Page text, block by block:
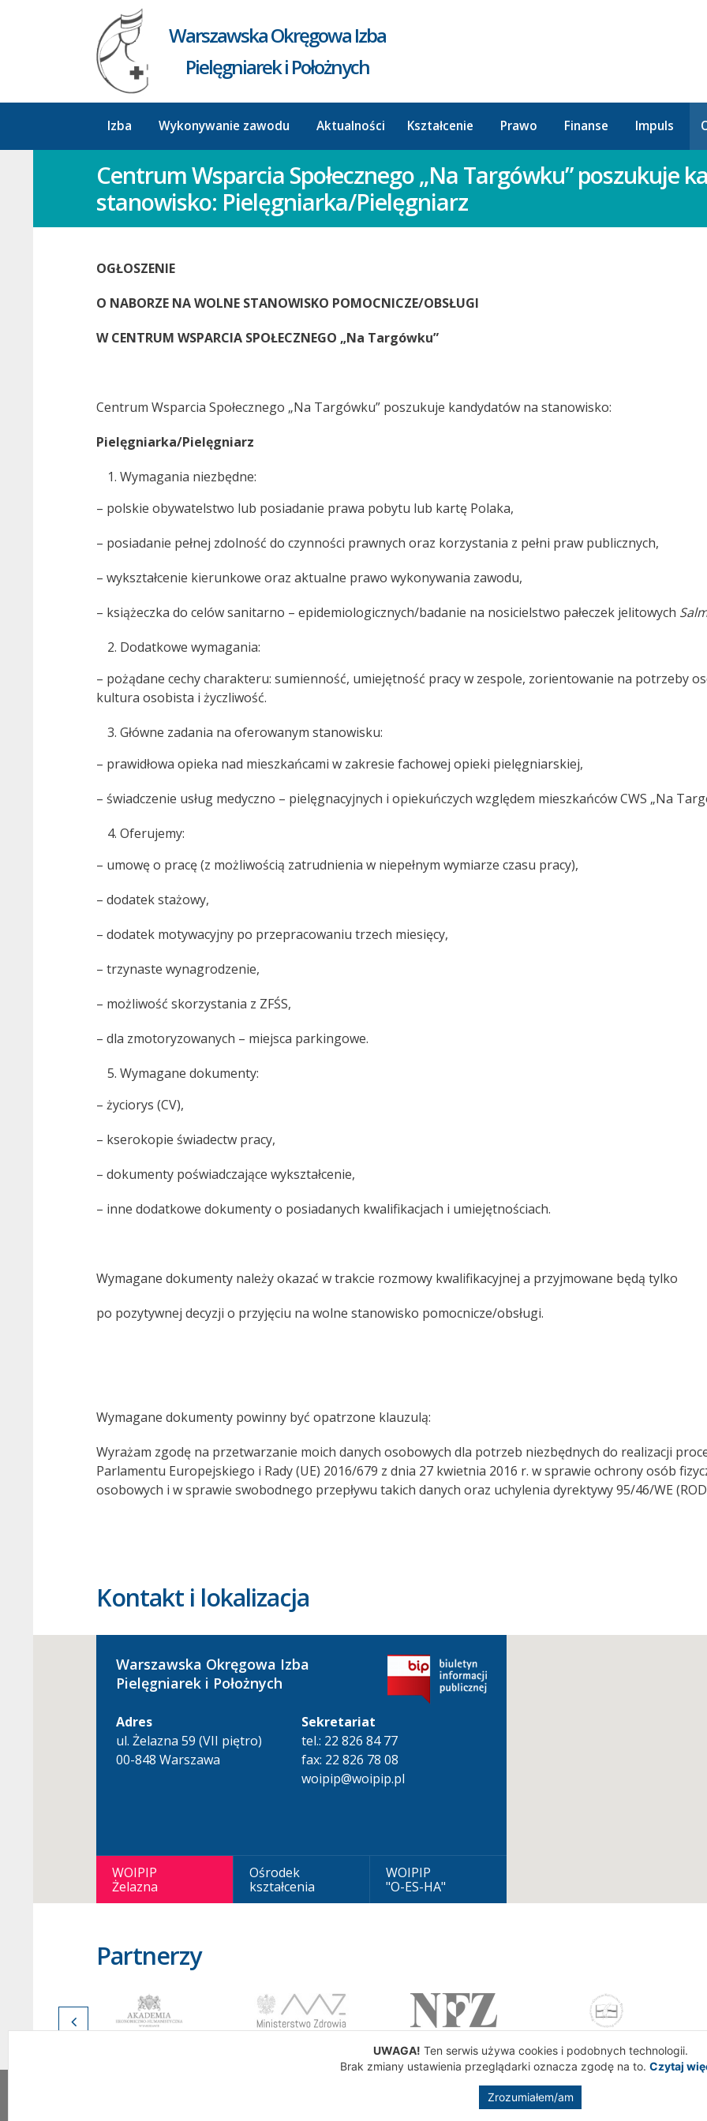
Warszawska Okręgowa Izba
Pielęgniarek i Położnych
Izba Wykonywanie zawodu Aktualności Kształcenie Prawo Finanse Impuls
Centrum Wsparcia Społecznego „Na Targówku” poszukuje
stanowisko: Pielęgniarka/Pielęgniarz
OGŁOSZENIE
O NABORZE NA WOLNE STANOWISKO POMOCNICZE/OBSŁUGI
W CENTRUM WSPARCIA SPOŁECZNEGO „Na Targówku”
Centrum Wsparcia Społecznego „Na Targówku” poszukuje kandydatów na stanowisko:
Pielęgniarka/Pielęgniarz
Wymagania niezbędne:
– polskie obywatelstwo lub posiadanie prawa pobytu lub kartę Polaka,
– posiadanie pełnej zdolność do czynności prawnych oraz korzystania z pełni praw publicznych,
– wykształcenie kierunkowe oraz aktualne prawo wykonywania zawodu,
– książeczka do celów sanitarno – epidemiologicznych/badanie na nosicielstwo pałeczek jelitowych
Dodatkowe wymagania:
– pożądane cechy charakteru: sumienność, umiejętność pracy w zespole, zorientowanie na potrzeby
kultura osobista i życzliwość.
Główne zadania na oferowanym stanowisku:
– prawidłowa opieka nad mieszkańcami w zakresie fachowej opieki pielęgniarskiej,
– świadczenie usług medyczno – pielęgnacyjnych i opiekuńczych względem mieszkańców CWS „Na
Oferujemy:
– umowę o pracę (z możliwością zatrudnienia w niepełnym wymiarze czasu pracy),
– dodatek stażowy,
– dodatek motywacyjny po przepracowaniu trzech miesięcy,
– trzynaste wynagrodzenie,
– możliwość skorzystania z ZFŚS,
– dla zmotoryzowanych – miejsca parkingowe.
Wymagane dokumenty:
– życiorys (CV),
– kserokopie świadectw pracy,
– dokumenty poświadczające wykształcenie,
– inne dodatkowe dokumenty o posiadanych kwalifikacjach i umiejętnościach.
Wymagane dokumenty należy okazać w trakcie rozmowy kwalifikacyjnej a przyjmowane będą tylko
po pozytywnej decyzji o przyjęciu na wolne stanowisko pomocnicze/obsługi.
Wymagane dokumenty powinny być opatrzone klauzulą:
Wyrażam zgodę na przetwarzanie moich danych osobowych dla potrzeb niezbędnych do realizacji
Parlamentu Europejskiego i Rady (UE) 2016/679 z dnia 27 kwietnia 2016 r. w sprawie ochrony osób
osobowych i w sprawie swobodnego przepływu takich danych oraz uchylenia dyrektywy 95/46/WE
Kontakt i lokalizacja
Warszawska Okręgowa Izba
Pielęgniarek i Położnych
Adres
ul. Żelazna 59 (VII piętro)
00-848 Warszawa
Sekretariat
tel.: 22 826 84 77
fax: 22 826 78 08
woipip@woipip.pl
WOIPIP
Żelazna
Ośrodek
kształcenia
WOIPIP
"O-ES-HA"
Partnerzy
Wszelkie Prawa Zastrzeżone. Warszawska Okręgowa Izba Pielęgniarek i Położnych
UWAGA! Ten serwis używa cookies i podobnych technologii.
Brak zmiany ustawienia przeglądarki oznacza zgodę na to. Czytaj
Zrozumiałem/am